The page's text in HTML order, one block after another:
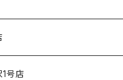
1号店